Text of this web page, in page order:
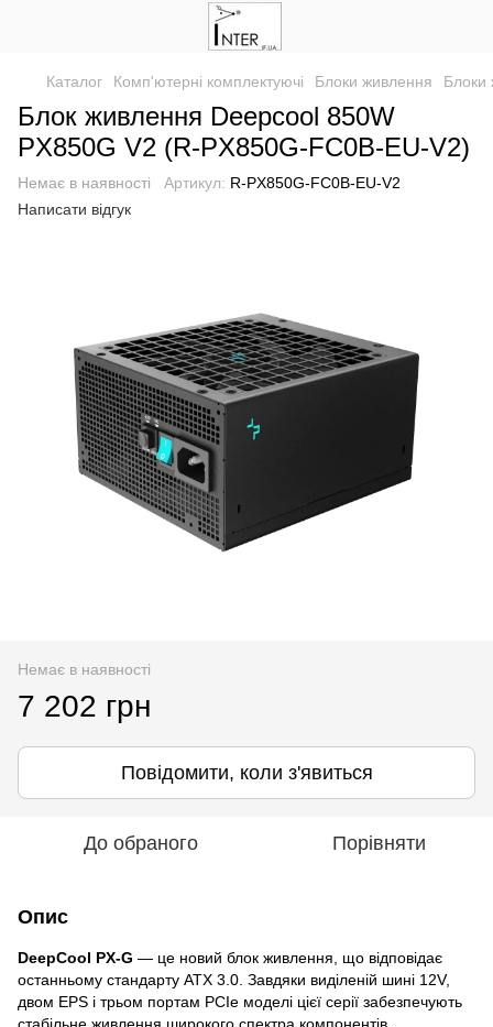
Каталог Комп'ютерні комплектуючі Блоки живлення Блоки
Блок живлення Deepcool 850W
PX850G V2 (R-PX850G-FC0B-EU-V2)
Немає в наявності Артикул: R-PX850G-FC0B-EU-V2
Написати відгук
Немає в наявності
7 202 грн
Повідомити, коли з'явиться
До обраного Порівняти
Опис
DeepCool PX-G — це новий блок живлення, що відповідає
останньому стандарту ATX 3.0. Завдяки виділеній шині 12V,
двом EPS і трьом портам PCIe моделі цієї серії забезпечують
стабільне живлення широкого спектра компонентів.